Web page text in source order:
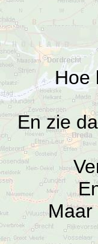
Hoe
En zie
Maar